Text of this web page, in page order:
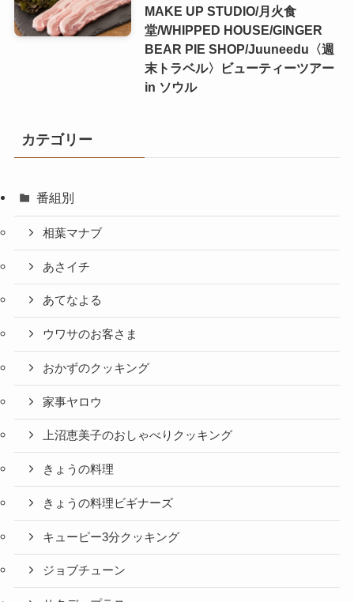
MAKE UP STUDIO/月火食
堂/WHIPPED HOUSE/GINGER
BEAR PIE SHOP/Juuneedu〈週
末トラベル〉ビューティーツアー
in ソウル
カテゴリー
番組別
相葉マナブ
あさイチ
あてなよる
ウワサのお客さま
おかずのクッキング
家事ヤロウ
上沼恵美子のおしゃべりクッキング
きょうの料理
きょうの料理ビギナーズ
キューピー3分クッキング
ジョブチューン